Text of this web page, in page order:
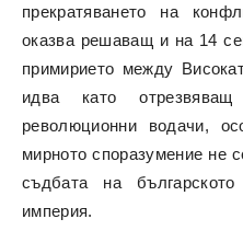
прекратяването на
оказва решаващ и на 14
примирието между
идва като
революционни водачи,
мирното споразумение не
съдбата на
империя.